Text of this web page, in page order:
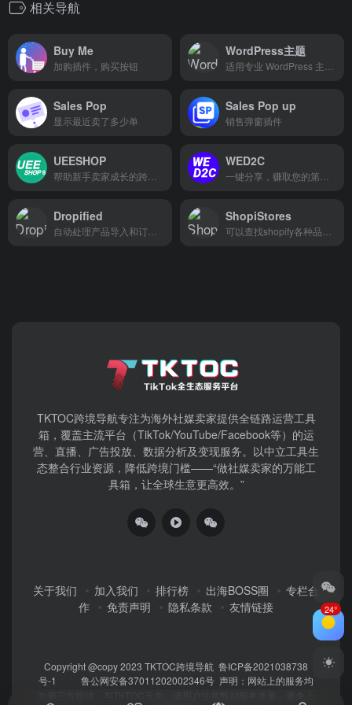
相关导航
Buy Me
加购插件，购买按钮
WordPress主题
Sales Pop
显示最近卖了多少单
Sales Pop up
销售弹窗插件
UEESHOP WED2C
Dropified ShopiStores
TKTOC跨境导航​专注为海外社媒卖家提供全链路运营工具
箱，覆盖主流平台（TikTok/YouTube/Facebook等）​的运
营、直播、广告投放、数据分析及变现服务。以中立工具生
态整合行业资源，降低跨境门槛——“做社媒卖家的万能工
具箱，让全球生意更高效。”
关于我们 加入我们 排行榜 出海BOSS圈
专栏合
作
免责声明 隐私条款 友情链接
Copyright @copy 2023 TKTOC跨境导航 鲁ICP备2021038738
号-1
鲁公网安备37011202002346号 声明：网站上的服务均
24°